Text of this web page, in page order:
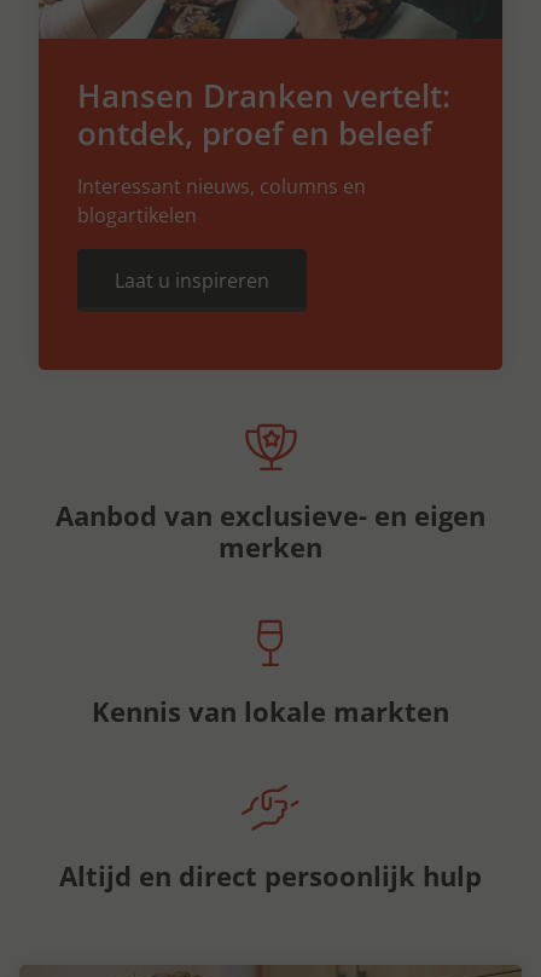
Hansen Dranken vertelt:
ontdek, proef en beleef
Interessant nieuws, columns en
blogartikelen
Laat u inspireren
Aanbod van exclusieve- en eigen
merken
Kennis van lokale markten
Altijd en direct persoonlijk hulp